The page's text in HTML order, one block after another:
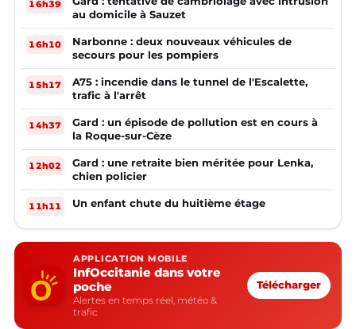
16h39
au domicile à Sauzet
16h10
Narbonne : deux nouveaux véhicules de
secours pour les pompiers
15h17
A75 : incendie dans le tunnel de l'Escalette,
trafic à l'arrêt
14h37
Gard : un épisode de pollution est en cours à
la Roque-sur-Cèze
12h02
Gard : une retraite bien méritée pour Lenka,
chien policier
11h11 Un enfant chute du huitième étage
APPLICATION MOBILE
InfOccitanie dans votre
poche
Alertes en temps réel, météo &
trafic
Télécharger